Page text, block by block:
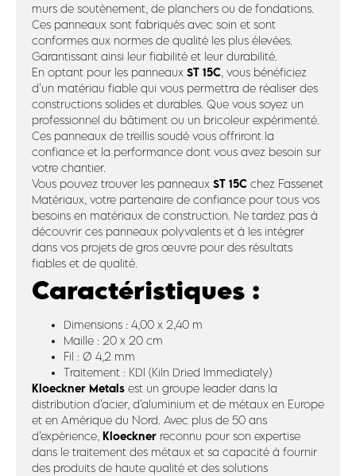
murs de soutènement, de planchers ou de fondations.
Ces panneaux sont fabriqués avec soin et sont
conformes aux normes de qualité les plus élevées.
Garantissant ainsi leur fiabilité et leur durabilité.
En optant pour les panneaux ST 15C , vous bénéficiez
d’un matériau fiable qui vous permettra de réaliser des
constructions solides et durables. Que vous soyez un
professionnel du bâtiment ou un bricoleur expérimenté.
Ces panneaux de treillis soudé vous offriront la
confiance et la performance dont vous avez besoin sur
votre chantier.
Vous pouvez trouver les panneaux ST 15C chez Fassenet
Matériaux, votre partenaire de confiance pour tous vos
besoins en matériaux de construction. Ne tardez pas à
découvrir ces panneaux polyvalents et à les intégrer
dans vos projets de gros œuvre pour des résultats
fiables et de qualité.
Caractéristiques :
Dimensions : 4,00 x 2,40 m
Maille : 20 x 20 cm
Fil : Ø 4,2 mm
Traitement : KDI (Kiln Dried Immediately)
Kloeckner Metals est un groupe leader dans la
distribution d’acier, d’aluminium et de métaux en Europe
et en Amérique du Nord. Avec plus de 50 ans
d’expérience, Kloeckner reconnu pour son expertise
dans le traitement des métaux et sa capacité à fournir
des produits de haute qualité et des solutions